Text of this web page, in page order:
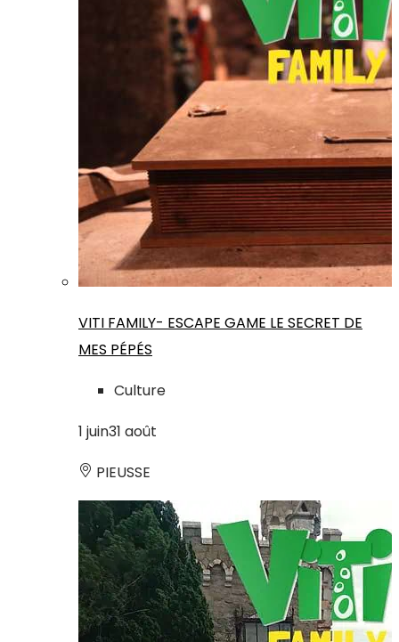
VITI FAMILY- ESCAPE GAME LE SECRET DE
MES PÉPÉS
Culture
1 juin31 août
PIEUSSE